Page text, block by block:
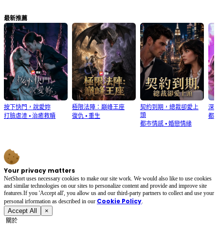
最新推薦
按下快門，說愛妳
打臉虐渣 ⦁ 治癒救贖
極限法陣：巔峰王座
復仇⦁ 重生
契約到期，總裁卻愛上
頭
都市情感⦁ 婚戀情緣
深
都
Your privacy matters
NetShort uses necessary cookies to make our site work. We would also like to use cookies
and similar technologies on our sites to personalize content and provide and improve site
features.If you 'Accept all', you allow us and our third-party partners to collect and use your
personal irformation as described in our Cookie Policy.
Accept All ×
關於